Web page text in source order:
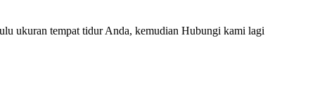
ukuran tempat tidur Anda, kemudian Hubungi kami lagi